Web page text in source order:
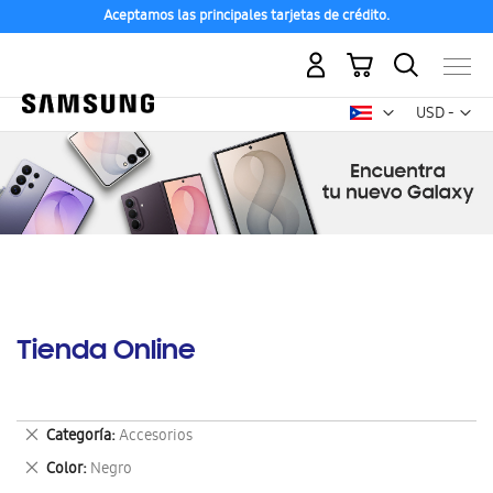
Aceptamos las principales tarjetas de crédito.
USD -
dólar
Mi carrito
Tienda Online
Categoría Accesorios
Eliminar
este
artículo
Color Negro
Eliminar